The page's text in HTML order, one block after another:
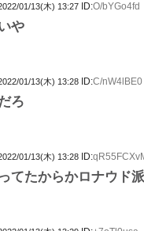
01/13(木) 13:27 ID:O/bYGo4fd
や
01/13(木) 13:28 ID:C/nW4lBE0
ろ
01/13(木) 13:28 ID:
てたからかロナウド